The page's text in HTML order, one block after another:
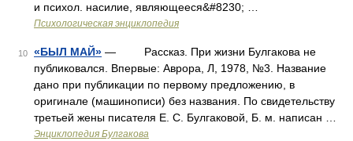
и психол. насилие, являющееся&#8230; …
Психологическая энциклопедия
10 «БЫЛ МАЙ» — Рассказ. При жизни Булгакова не
публиковался. Впервые: Аврора, Л, 1978, №3. Название
дано при публикации по первому предложению, в
оригинале (машинописи) без названия. По свидетельству
третьей жены писателя Е. С. Булгаковой, Б. м. написан …
Энциклопедия Булгакова